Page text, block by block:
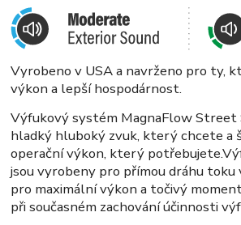
Vyrobeno v USA a navrženo pro ty,
výkon a lepší hospodárnost.
Výfukový systém MagnaFlow Street
hladký hluboký zvuk, který chcete a
operační výkon, který
jsou vyrobeny pro přímou dráhu
pro maximální výkon a točivý
při současném zachování účinnosti